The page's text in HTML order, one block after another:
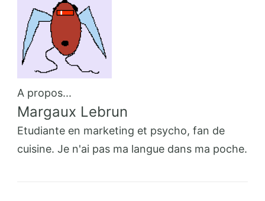
A propos...
Margaux Lebrun
Etudiante en marketing et psycho, fan de
cuisine. Je n'ai pas ma langue dans ma poche.